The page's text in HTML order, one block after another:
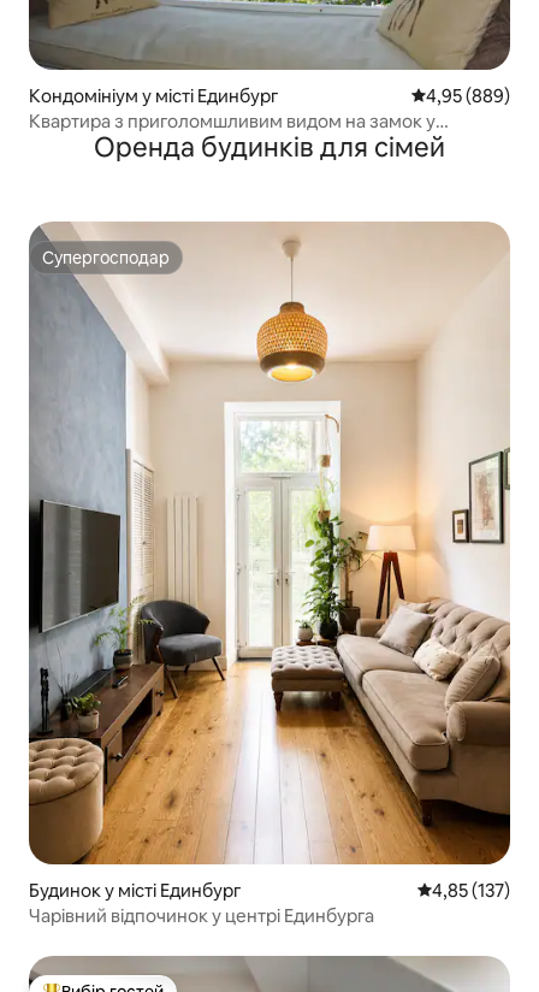
Кондомініум у місті Единбург Середня
4,95 (889)
Квартира з приголомшливим видом на замок у
Старому містіОренда будинків для сімей
Супергосподар
Супергосподар
Будинок у місті Единбург Середня
4,85 (137)
Чарівний відпочинок у центрі Единбурга